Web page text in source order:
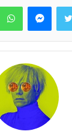
تويتر ماسنجر